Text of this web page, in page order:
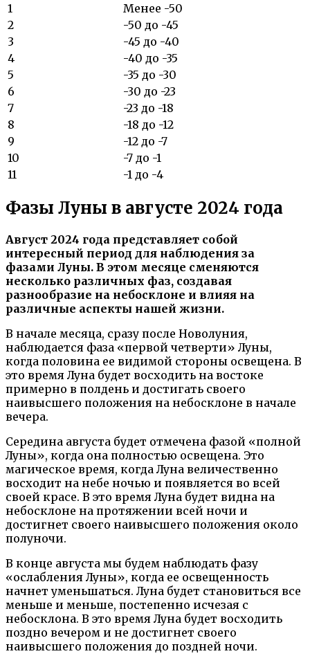
1
Менее -50
2
-50 до -45
3
-45 до -40
4
-40 до -35
5
-35 до -30
6
-30 до -23
7
-23 до -18
8
-18 до -12
9
-12 до -7
10
-7 до -1
11
-1 до -4
Фазы Луны в августе 2024 года
Август 2024 года представляет собой
интересный период для наблюдения за
фазами Луны. В этом месяце сменяются
несколько различных фаз, создавая
разнообразие на небосклоне и влияя на
различные аспекты нашей жизни.
В начале месяца, сразу после Новолуния,
наблюдается фаза «первой четверти» Луны,
когда половина ее видимой стороны освещена. В
это время Луна будет восходить на востоке
примерно в полдень и достигать своего
наивысшего положения на небосклоне в начале
вечера.
Середина августа будет отмечена фазой «полной
Луны», когда она полностью освещена. Это
магическое время, когда Луна величественно
восходит на небе ночью и появляется во всей
своей красе. В это время Луна будет видна на
небосклоне на протяжении всей ночи и
достигнет своего наивысшего положения около
полуночи.
В конце августа мы будем наблюдать фазу
«ослабления Луны», когда ее освещенность
начнет уменьшаться. Луна будет становиться все
меньше и меньше, постепенно исчезая с
небосклона. В это время Луна будет восходить
поздно вечером и не достигнет своего
наивысшего положения до поздней ночи.